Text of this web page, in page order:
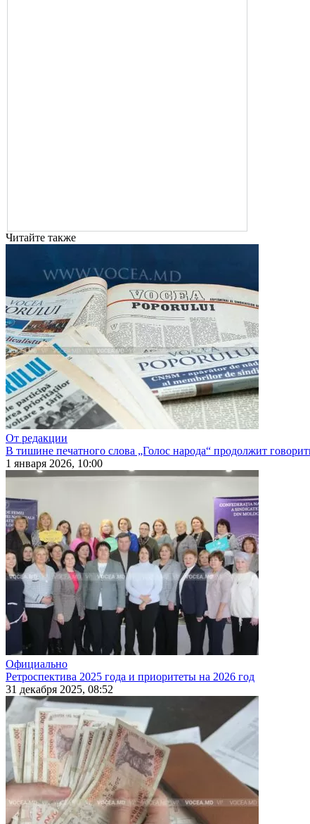
Читайте также
От редакции
В тишине печатного слова „Голос народа“ продолжит
1 января 2026, 10:00
Официально
Ретроспектива 2025 года и приоритеты на 2026 год
31 декабря 2025, 08:52